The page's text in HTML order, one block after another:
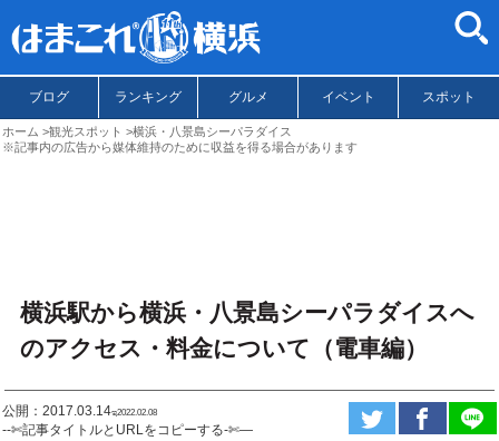
ブログ ランキング グルメ イベント スポット
ホーム 観光スポット
横浜・八景島シーパラダイス
※記事内の広告から媒体維持のために収益を得る場合があります
横浜駅から横浜・八景島シーパラダイスへ
のアクセス・料金について（電車編）
公開：2017.03.14ಇ2022.02.08
--✄記事タイトルとURLをコピーする-✄—